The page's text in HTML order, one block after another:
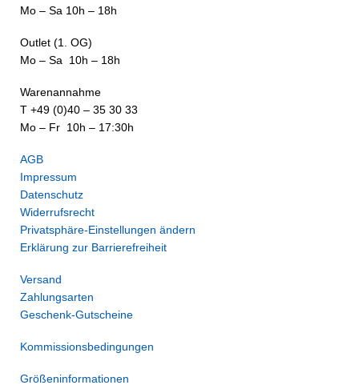
Mo – Sa 10h – 18h
Outlet (1. OG)
Mo – Sa 10h – 18h
Warenannahme
T +49 (0)40 – 35 30 33
Mo – Fr 10h – 17:30h
AGB
Impressum
Datenschutz
Widerrufsrecht
Privatsphäre-Einstellungen ändern
Erklärung zur Barrierefreiheit
Versand
Zahlungsarten
Geschenk-Gutscheine
Kommissionsbedingungen
Größeninformationen